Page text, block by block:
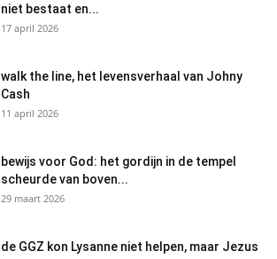
niet bestaat en...
17 april 2026
walk the line, het levensverhaal van Johny
Cash
11 april 2026
bewijs voor God: het gordijn in de tempel
scheurde van boven...
29 maart 2026
de GGZ kon Lysanne niet helpen, maar Jezus